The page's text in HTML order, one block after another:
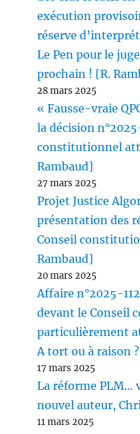
exécution
réserve
Le Pen pour le
prochain ! [R.
28 mars 2025
« Fausse-vraie
la décision
constitutionnel
Rambaud]
27 mars 2025
Projet Justice
présentation des
Conseil
Rambaud]
20 mars 2025
Affaire n°2025-
devant le Conseil
particulièrement
A tort ou à raison
17 mars 2025
La réforme PLM…
nouvel auteur,
11 mars 2025